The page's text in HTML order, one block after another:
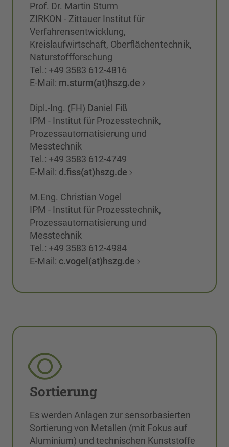
Prof. Dr. Martin Sturm
ZIRKON - Zittauer Institut für
Verfahrensentwicklung,
Kreislaufwirtschaft, Oberflächentechnik,
Naturstoffforschung
Tel.: +49 3583 612-4816
E-Mail: m.sturm(at)hszg.de
Dipl.-Ing. (FH) Daniel Fiß
IPM - Institut für Prozesstechnik,
Prozessautomatisierung und
Messtechnik
Tel.: +49 3583 612-4749
E-Mail: d.fiss(at)hszg.de
M.Eng. Christian Vogel
IPM - Institut für Prozesstechnik,
Prozessautomatisierung und
Messtechnik
Tel.: +49 3583 612-4984
E-Mail: c.vogel(at)hszg.de
Sortierung
Es werden Anlagen zur sensorbasierten
Sortierung von Metallen (mit Fokus auf
Aluminium) und technischen Kunststoffe